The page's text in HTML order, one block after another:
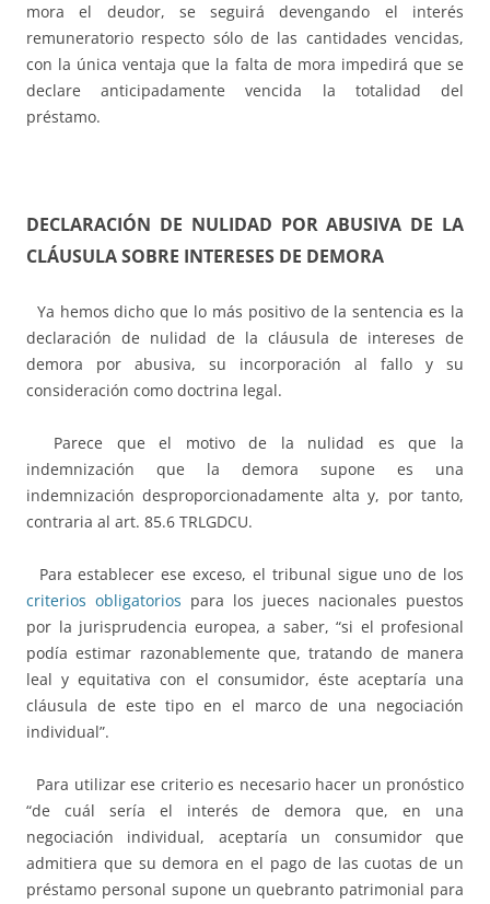
mora el deudor, se seguirá devengando el interés
remuneratorio respecto sólo de las cantidades vencidas,
con la única ventaja que la falta de mora impedirá que se
declare anticipadamente vencida la totalidad del
préstamo.
DECLARACIÓN DE NULIDAD POR ABUSIVA DE LA
CLÁUSULA SOBRE INTERESES DE DEMORA
Ya hemos dicho que lo más positivo de la sentencia es la
declaración de nulidad de la cláusula de intereses de
demora por abusiva, su incorporación al fallo y su
consideración como doctrina legal.
Parece que el motivo de la nulidad es que la
indemnización que la demora supone es una
indemnización desproporcionadamente alta y, por tanto,
contraria al art. 85.6 TRLGDCU.
Para establecer ese exceso, el tribunal sigue uno de los
criterios obligatorios para los jueces nacionales puestos
por la jurisprudencia europea, a saber, “si el profesional
podía estimar razonablemente que, tratando de manera
leal y equitativa con el consumidor, éste aceptaría una
cláusula de este tipo en el marco de una negociación
individual”.
Para utilizar ese criterio es necesario hacer un pronóstico
“de cuál sería el interés de demora que, en una
negociación individual, aceptaría un consumidor que
admitiera que su demora en el pago de las cuotas de un
préstamo personal supone un quebranto patrimonial para